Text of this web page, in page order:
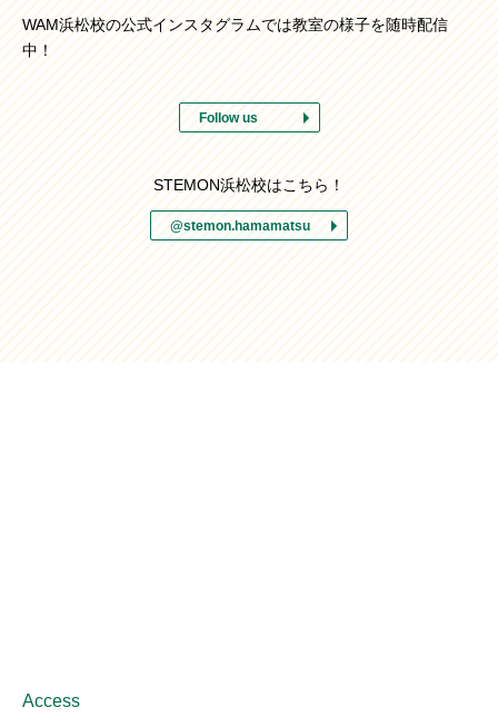
WAM浜松校の公式インスタグラムでは教室の様子を随時配信
中！
Follow us
STEMON浜松校はこちら！
@stemon.hamamatsu
Access